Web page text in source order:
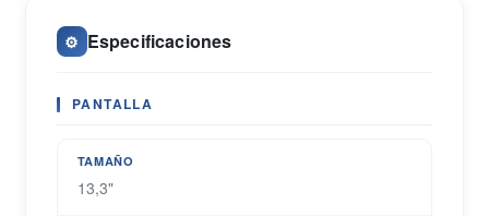
⚙️ Especificaciones
PANTALLA
TAMAÑO
13,3"